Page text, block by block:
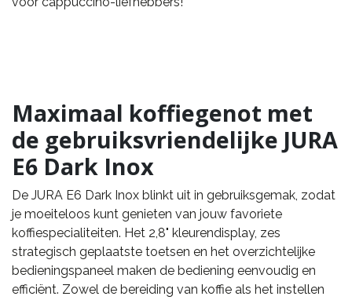
Maximaal koffiegenot met
de gebruiksvriendelijke JURA
E6 Dark Inox
De JURA E6 Dark Inox blinkt uit in gebruiksgemak, zodat
je moeiteloos kunt genieten van jouw favoriete
koffiespecialiteiten. Het 2,8" kleurendisplay, zes
strategisch geplaatste toetsen en het overzichtelijke
bedieningspaneel maken de bediening eenvoudig en
efficiënt. Zowel de bereiding van koffie als het instellen